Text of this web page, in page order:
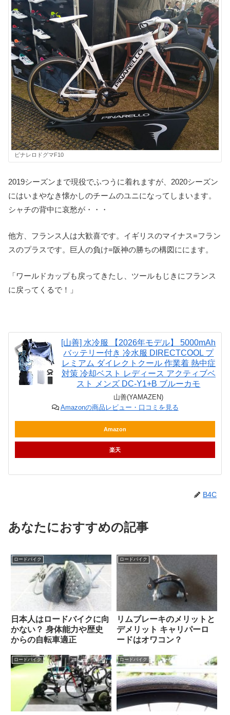
ピナレロドグマF10
2019シーズンまで現役でふつうに着れますが、2020シーズン
にはいまやなき懐かしのチームのユニになってしまいます。
シャチの背中に哀愁が・・・
他方、フランス人は大歓喜です。イギリスのマイナス=フラン
スのプラスです。巨人の負け=阪神の勝ちの構図ににます。
「ワールドカップも戻ってきたし、ツールもじきにフランス
に戻ってくるで！」
[山善] 水冷服 【2026年モデル】 5000mAh
バッテリー付き 冷水服 DIRECTCOOL プ
レミアム ダイレクトクール 作業着 熱中症
対策 冷却ベスト レディース アクティブベ
スト メンズ DC-Y1+B ブルーカモ
山善(YAMAZEN)
Amazonの商品レビュー・口コミを見る
Amazon
楽天
B4C
あなたにおすすめの記事
ロードバイク
日本人はロードバイクに向
かない？ 身体能力や歴史
からの自転車適正
ロードバイク
リムブレーキのメリットと
デメリット キャリパーロ
ードはオワコン？
ロードバイク ロードバイク